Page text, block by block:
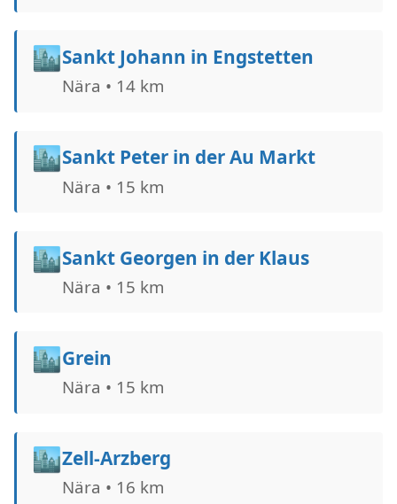
🏙️Sankt Johann in Engstetten
Nära • 14 km
🏙️Sankt Peter in der Au Markt
Nära • 15 km
🏙️Sankt Georgen in der Klaus
Nära • 15 km
🏙️Grein
Nära • 15 km
🏙️Zell-Arzberg
Nära • 16 km